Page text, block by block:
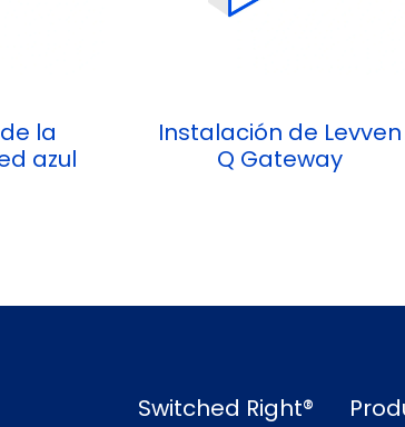
la
azul
Instalación de Levven
Q Gateway
Switched Right®